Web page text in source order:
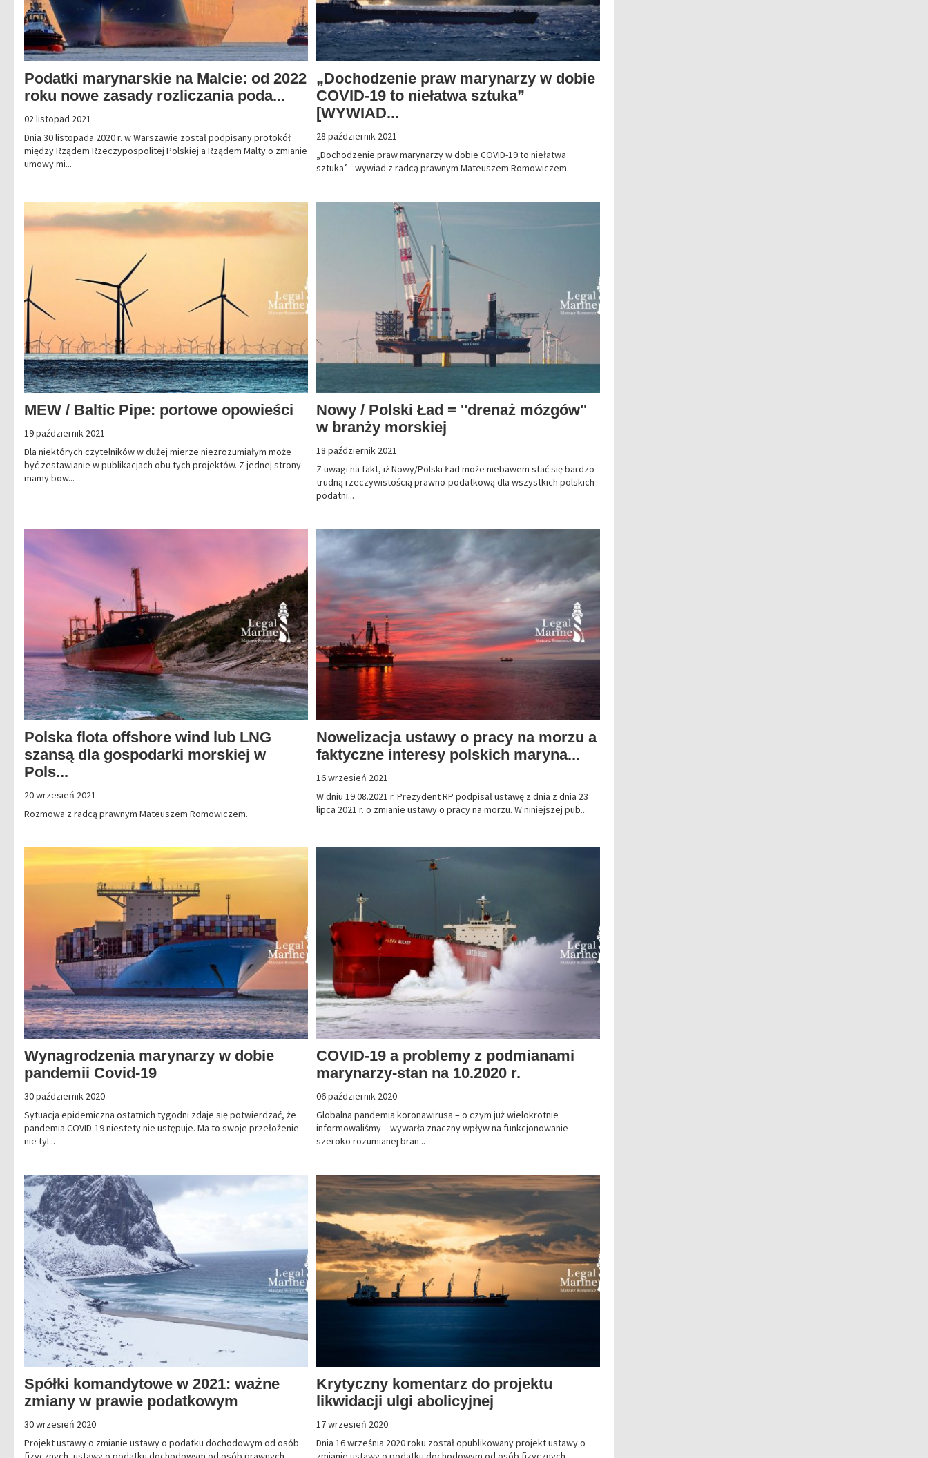
Podatki marynarskie na Malcie: od 2022
roku nowe zasady rozliczania poda...
02 listopad 2021
Dnia 30 listopada 2020 r. w Warszawie został podpisany protokół
między Rządem Rzeczypospolitej Polskiej a Rządem Malty o zmianie
umowy mi...
„Dochodzenie praw marynarzy w dobie
COVID-19 to niełatwa sztuka”
[WYWIAD...
28 październik 2021
„Dochodzenie praw marynarzy w dobie COVID-19 to niełatwa
sztuka” - wywiad z radcą prawnym Mateuszem Romowiczem.
MEW / Baltic Pipe: portowe opowieści
19 październik 2021
Dla niektórych czytelników w dużej mierze niezrozumiałym może
być zestawianie w publikacjach obu tych projektów. Z jednej strony
mamy bow...
Nowy / Polski Ład = ''drenaż mózgów''
w branży morskiej
18 październik 2021
Z uwagi na fakt, iż Nowy/Polski Ład może niebawem stać się bardzo
trudną rzeczywistością prawno-podatkową dla wszystkich polskich
podatni...
Polska flota offshore wind lub LNG
szansą dla gospodarki morskiej w
Pols...
20 wrzesień 2021
Rozmowa z radcą prawnym Mateuszem Romowiczem.
Nowelizacja ustawy o pracy na morzu a
faktyczne interesy polskich maryna...
16 wrzesień 2021
W dniu 19.08.2021 r. Prezydent RP podpisał ustawę z dnia z dnia 23
lipca 2021 r. o zmianie ustawy o pracy na morzu. W niniejszej pub...
Wynagrodzenia marynarzy w dobie
pandemii Covid-19
30 październik 2020
Sytuacja epidemiczna ostatnich tygodni zdaje się potwierdzać, że
pandemia COVID-19 niestety nie ustępuje. Ma to swoje przełożenie
nie tyl...
COVID-19 a problemy z podmianami
marynarzy-stan na 10.2020 r.
06 październik 2020
Globalna pandemia koronawirusa – o czym już wielokrotnie
informowaliśmy – wywarła znaczny wpływ na funkcjonowanie
szeroko rozumianej bran...
Spółki komandytowe w 2021: ważne
zmiany w prawie podatkowym
30 wrzesień 2020
Projekt ustawy o zmianie ustawy o podatku dochodowym od osób
Krytyczny komentarz do projektu
likwidacji ulgi abolicyjnej
17 wrzesień 2020
Dnia 16 września 2020 roku został opublikowany projekt ustawy o